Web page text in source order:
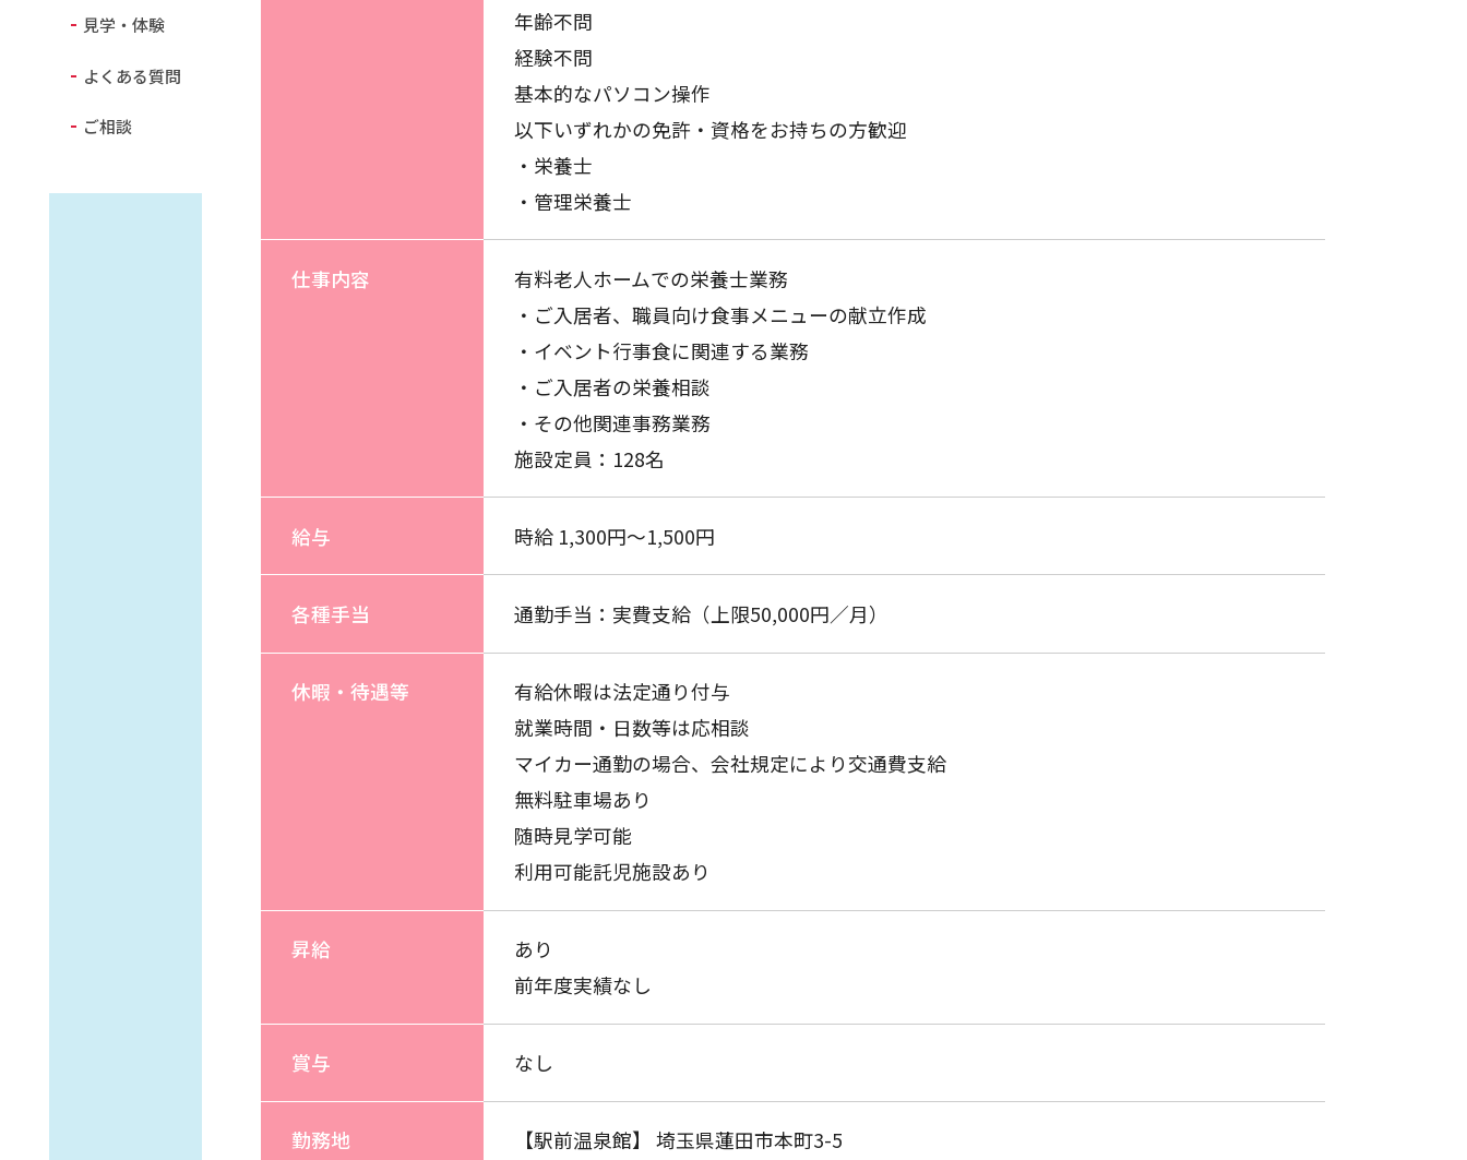
見学・体験
よくある質問
ご相談
年齢不問
経験不問
基本的なパソコン操作
以下いずれかの免許・資格をお持ちの方歓迎
・栄養士
・管理栄養士
仕事内容
有料老人ホームでの栄養士業務
・ご入居者、職員向け食事メニューの献立作成
・イベント行事食に関連する業務
・ご入居者の栄養相談
・その他関連事務業務
施設定員：128名
給与 時給 1,300円〜1,500円
各種手当 通勤手当：実費支給（上限50,000円／月）
休暇・待遇等
有給休暇は法定通り付与
就業時間・日数等は応相談
マイカー通勤の場合、会社規定により交通費支給
無料駐車場あり
随時見学可能
利用可能託児施設あり
昇給
あり
前年度実績なし
賞与 なし
勤務地
【駅前温泉館】 埼玉県蓮田市本町3-5